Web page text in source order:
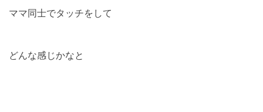
ママ同士でタッチをして
どんな感じかなと